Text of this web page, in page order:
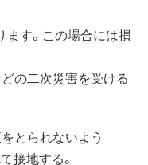
す。この場合には損
の二次災害を受ける
とられないよう
接地する。